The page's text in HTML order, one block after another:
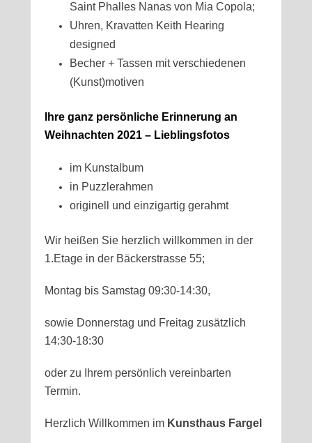
Saint Phalles Nanas von Mia Copola;
Uhren, Kravatten Keith Hearing
designed
Becher + Tassen mit verschiedenen
(Kunst)motiven
Ihre ganz persönliche Erinnerung an
Weihnachten 2021 – Lieblingsfotos
im Kunstalbum
in Puzzlerahmen
originell und einzigartig gerahmt
Wir heißen Sie herzlich willkommen in der
1.Etage in der Bäckerstrasse 55;
Montag bis Samstag 09:30-14:30,
sowie Donnerstag und Freitag zusätzlich
14:30-18:30
oder zu Ihrem persönlich vereinbarten
Termin.
Herzlich Willkommen im Kunsthaus Fargel